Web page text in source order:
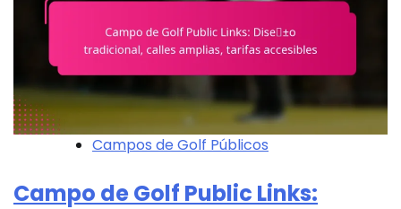
Campos de Golf Públicos
Campo de Golf Public Links: